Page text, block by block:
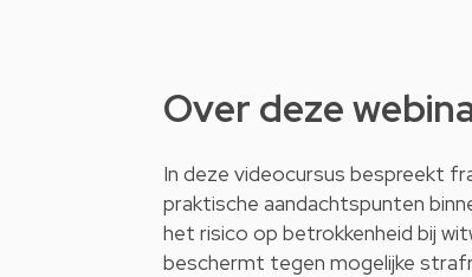
Over deze
In deze videocursus bespreekt
praktische aandachtspunten
het risico op betrokkenheid bij
beschermt tegen mogelijke